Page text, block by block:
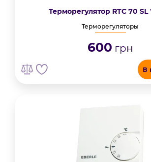
Терморегулятор RTC 70
Терморегуляторы
600 грн
В